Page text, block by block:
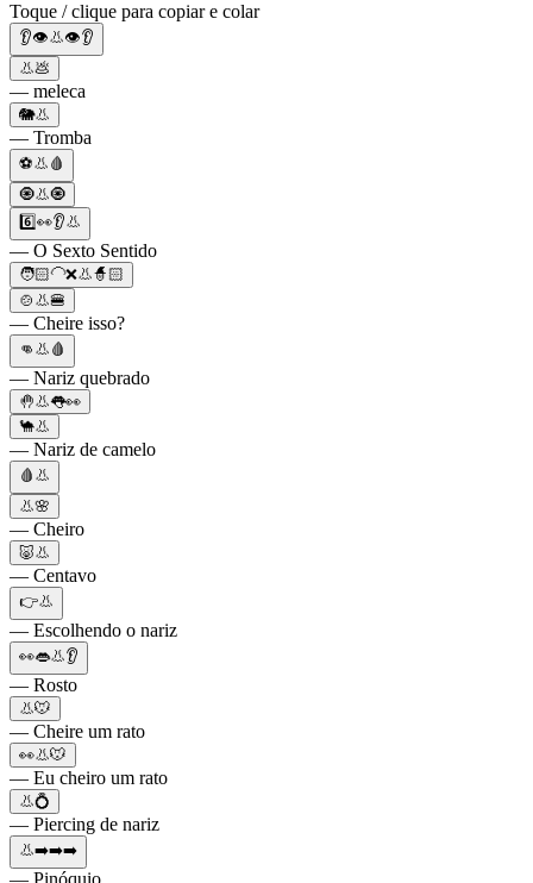
Toque / clique para copiar e colar
👂👁️👃👁️👂
👃💩
— meleca
🐘👃
— Tromba
⚽️👃🩸
🧿👃🧿
6️⃣👀👂👃
— O Sexto Sentido
🧑🏻‍🦲❌👃🧙🏻
🍲👃🍔
— Cheire isso?
👊👃🩸
— Nariz quebrado
🤚👃👅👀
🐪👃
— Nariz de camelo
🩸👃
👃🌸
— Cheiro
🐷👃
— Centavo
👉👃
— Escolhendo o nariz
👀👄👃👂
— Rosto
👃🐭
— Cheire um rato
👀👃🐭
— Eu cheiro um rato
👃💍
— Piercing de nariz
👃➡️➡️➡️